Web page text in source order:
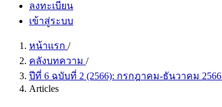
ลงทะเบียน
เข้าสู่ระบบ
หน้าแรก /
คลังบทความ /
ปีที่ 6 ฉบับที่ 2 (2566): กรกฎาคม-ธันวาคม 2566
Articles